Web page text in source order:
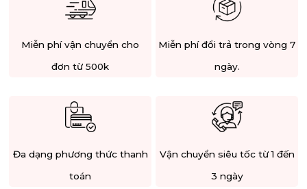
Miễn phí vận chuyển cho
đơn từ 500k
Miễn phí đổi trả trong vòng 7
ngày.
Đa dạng phương thức thanh
toán
Vận chuyển siêu tốc từ 1 đến
3 ngày